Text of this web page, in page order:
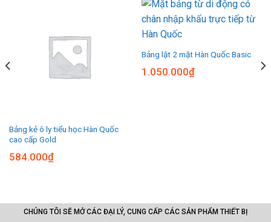
Bảng kẻ ô ly tiểu học Hàn Quốc
cao cấp Gold
584.000₫
Bảng lật 2 mặt Hàn Quốc Basic
1.050.000₫
CHÚNG TÔI SẼ MỞ CÁC ĐẠI LÝ, CUNG CẤP CÁC SẢN PHẨM THIẾT BỊ